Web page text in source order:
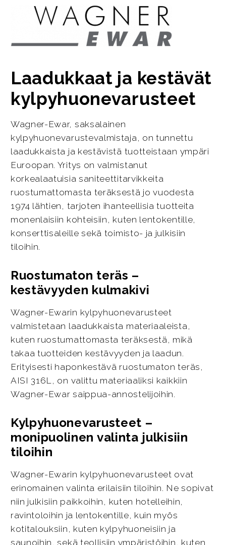
Laadukkaat ja kestävät
kylpyhuonevarusteet
Wagner-Ewar, saksalainen
kylpyhuonevarustevalmistaja, on tunnettu
laadukkaista ja kestävistä tuotteistaan ympäri
Euroopan. Yritys on valmistanut
korkealaatuisia saniteettitarvikkeita
ruostumattomasta teräksestä jo vuodesta
1974 lähtien, tarjoten ihanteellisia tuotteita
monenlaisiin kohteisiin, kuten lentokentille,
konserttisaleille sekä toimisto- ja julkisiin
tiloihin.
Ruostumaton teräs –
kestävyyden kulmakivi
Wagner-Ewarin kylpyhuonevarusteet
valmistetaan laadukkaista materiaaleista,
kuten ruostumattomasta teräksestä, mikä
takaa tuotteiden kestävyyden ja laadun.
Erityisesti haponkestävä ruostumaton teräs,
AISI 316L, on valittu materiaaliksi kaikkiin
Wagner-Ewar saippua-annostelijoihin.
Kylpyhuonevarusteet –
monipuolinen valinta julkisiin
tiloihin
Wagner-Ewarin kylpyhuonevarusteet ovat
erinomainen valinta erilaisiin tiloihin. Ne sopivat
niin julkisiin paikkoihin, kuten hotelleihin,
ravintoloihin ja lentokentille, kuin myös
kotitalouksiin, kuten kylpyhuoneisiin ja
saunoihin, sekä teollisiin ympäristöihin, kuten